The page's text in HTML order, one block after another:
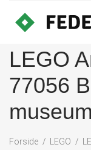
LEGO
77056
Forside LEGO